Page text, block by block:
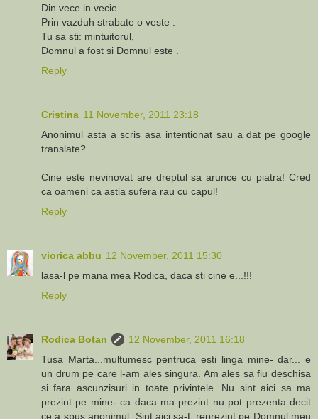
Din vece in vecie
Prin vazduh strabate o veste :
Tu sa sti: mintuitorul,
Domnul a fost si Domnul este .
Reply
Cristina 11 November, 2011 23:18
Anonimul asta a scris asa intentionat sau a dat pe google
translate?
Cine este nevinovat are dreptul sa arunce cu piatra! Cred
ca oameni ca astia sufera rau cu capul!
Reply
viorica abbu 12 November, 2011 15:30
lasa-l pe mana mea Rodica, daca sti cine e...!!!
Reply
Rodica Botan
12 November, 2011 16:18
Tusa Marta...multumesc pentruca esti linga mine- dar... e
un drum pe care l-am ales singura. Am ales sa fiu deschisa
si fara ascunzisuri in toate privintele. Nu sint aici sa ma
prezint pe mine- ca daca ma prezint nu pot prezenta decit
ce a spus anonimul. Sint aici sa-L reprezint pe Domnul meu